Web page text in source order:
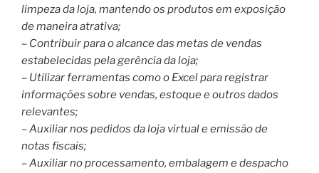
limpeza da loja, mantendo os produtos em exposição
de maneira atrativa;
– Contribuir para o alcance das metas de vendas
estabelecidas pela gerência da loja;
– Utilizar ferramentas como o Excel para registrar
informações sobre vendas, estoque e outros dados
relevantes;
– Auxiliar nos pedidos da loja virtual e emissão de
notas fiscais;
– Auxiliar no processamento, embalagem e despacho